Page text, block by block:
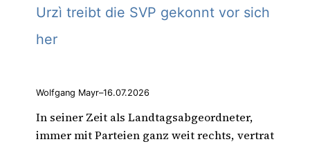
Urzì treibt die SVP gekonnt vor sich
her
Wolfgang Mayr–16.07.2026
In seiner Zeit als Landtagsabgeordneter,
immer mit Parteien ganz weit rechts, vertrat